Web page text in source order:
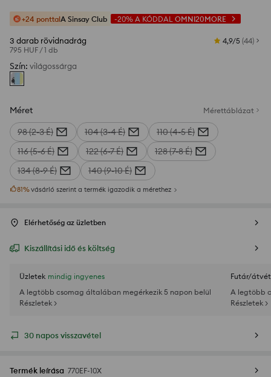
+24 ponttalA Sinsay Club -20% A KÓDDAL OMNI20MORE
3 darab rövidnadrág
795 HUF /1 db
4,9/5 (44)
Szín: világossárga
Méret Mérettáblázat
98 (2-3 É) 104 (3-4 É)
110 (4-5 É)
116 (5-6 É)
122 (6-7 É)
128 (7-8 É)
134 (8-9 É)
140 (9-10 É)
81%vásárló szerint a termék igazodik a mérethez
Elérhetőség az üzletben
Kiszállítási idő és költség
Üzletek mindig ingyenes
A legtöbb csomag általában megérkezik 5 napon belül
Részletek >
Futár/
A legtöbb
Részletek >
30 napos visszavétel
Termék leírása 770EF-10X